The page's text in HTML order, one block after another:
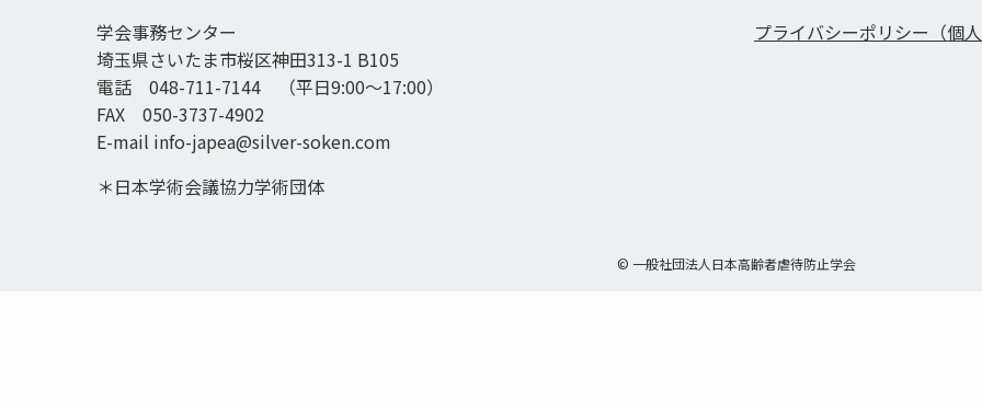
学会事務センター
埼玉県さいたま市桜区神田313-1 B105
電話 048-711-7144 （平日9:00〜17:00）
FAX 050-3737-4902
E-mail info-japea@silver-soken.com
＊日本学術会議協力学術団体
プライバシーポリシー（個
© 一般社団法人日本高齢者虐待防止学会